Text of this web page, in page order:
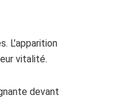
L’apparition
vitalité.
devant